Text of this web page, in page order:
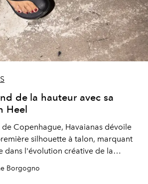
de la hauteur avec sa
Heel
de Copenhague, Havaianas dévoile
silhouette à talon, marquant
dans l'évolution créative de la
Borgogno